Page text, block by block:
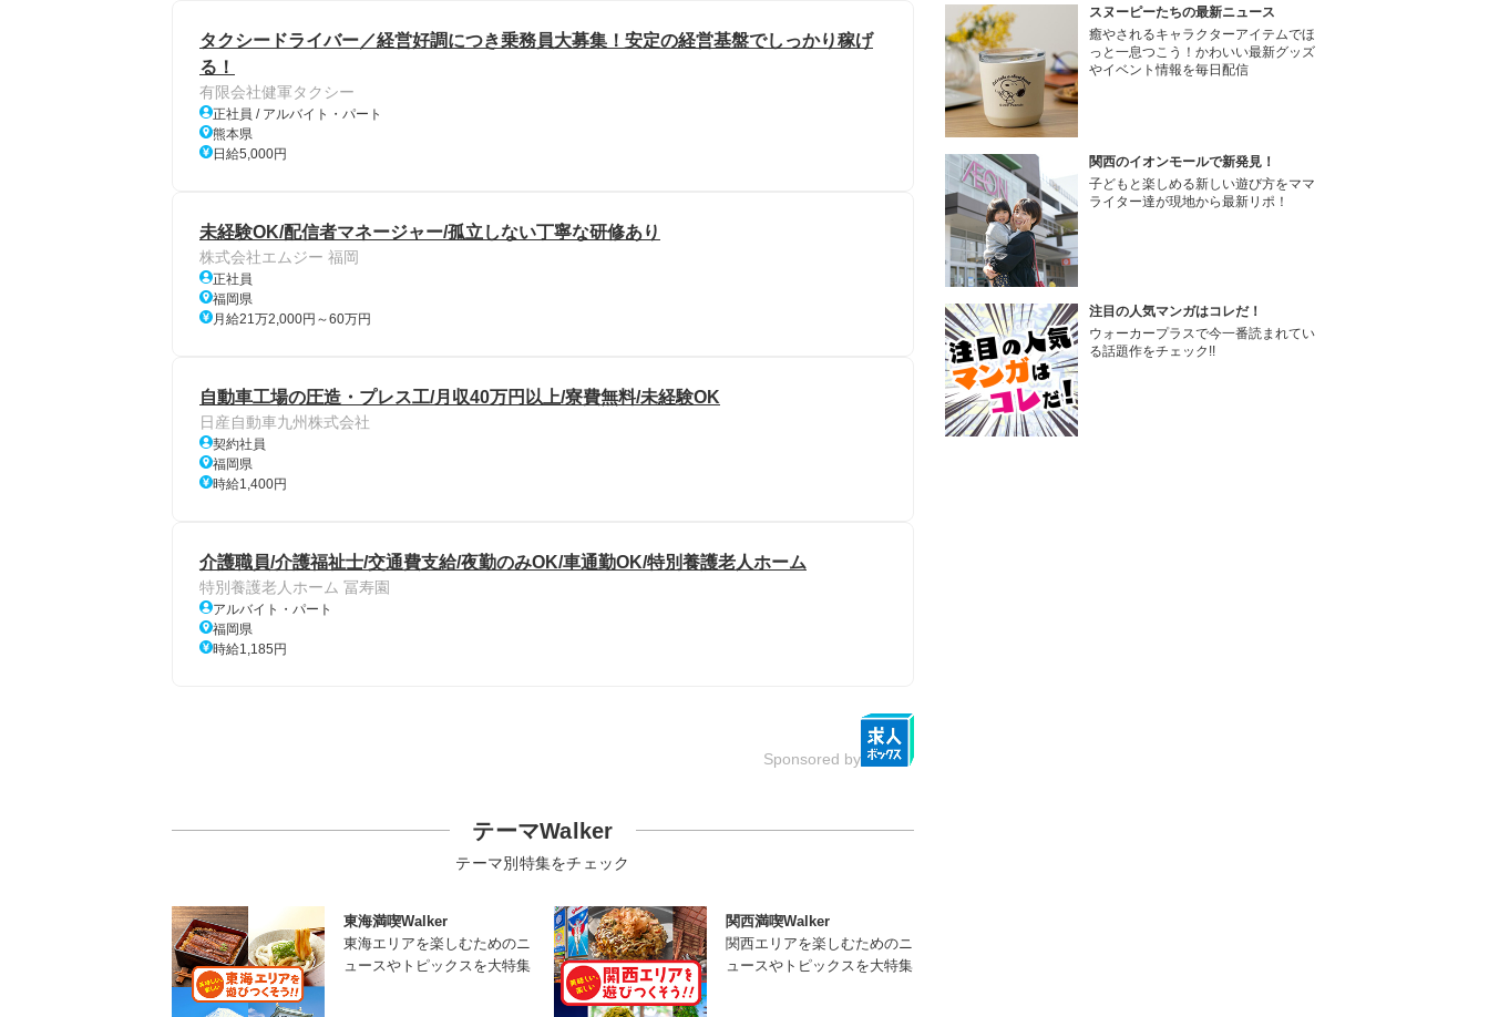
タクシードライバー／経営好調につき乗務員大募集！安定の経営基盤でしっかり稼げ
る！
有限会社健軍タクシー
正社員 / アルバイト・パート
熊本県
日給5,000円
未経験OK/配信者マネージャー/孤立しない丁寧な研修あり
株式会社エムジー 福岡
正社員
福岡県
月給21万2,000円～60万円
自動車工場の圧造・プレス工/月収40万円以上/寮費無料/未経験OK
日産自動車九州株式会社
契約社員
福岡県
時給1,400円
介護職員/介護福祉士/交通費支給/夜勤のみOK/車通勤OK/特別養護老人ホーム
特別養護老人ホーム 冨寿園
アルバイト・パート
福岡県
時給1,185円
Sponsored by
テーマWalker
テーマ別特集をチェック
東海満喫Walker
東海エリアを楽しむためのニ
ュースやトピックスを大特集
関西満喫Walker
関西エリアを楽しむためのニ
ュースやトピックスを大特集
スヌーピーたちの最新ニュース
癒やされるキャラクターアイテムでほ
っと一息つこう！かわいい最新グッズ
やイベント情報を毎日配信
関西のイオンモールで新発見！
子どもと楽しめる新しい遊び方をママ
ライター達が現地から最新リポ！
注目の人気マンガはコレだ！
ウォーカープラスで今一番読まれてい
る話題作をチェック!!